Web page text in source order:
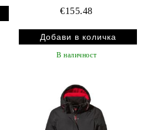
€155.48
В наличност